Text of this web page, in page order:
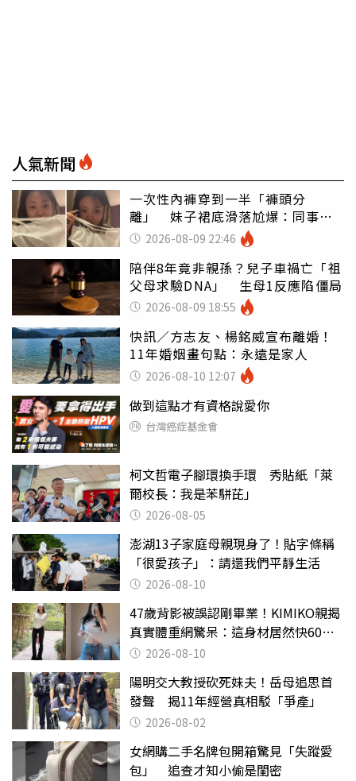
人氣新聞
一次性內褲穿到一半「褲頭分
離」 妹子裙底滑落尬爆：同事全
看光2026-08-09 22:46
陪伴8年竟非親孫？兒子車禍亡「祖
父母求驗DNA」 生母1反應陷僵局
2026-08-09 18:55
快訊／方志友、楊銘威宣布離婚！
11年婚姻畫句點：永遠是家人
2026-08-10 12:07
做到這點才有資格說愛你
台灣癌症基金會
柯文哲電子腳環換手環 秀貼紙「萊
爾校長：我是苯駢芘」
2026-08-05
澎湖13子家庭母親現身了！貼字條稱
「很愛孩子」：請還我們平靜生活
2026-08-10
47歲背影被誤認剛畢業！KIMIKO親揭
真實體重網驚呆：這身材居然快60公
斤？2026-08-10
陽明交大教授砍死妹夫！岳母追思首
發聲 揭11年經營真相駁「爭產」
2026-08-02
女網購二手名牌包開箱驚見「失蹤愛
包」 追查才知小偷是閨密